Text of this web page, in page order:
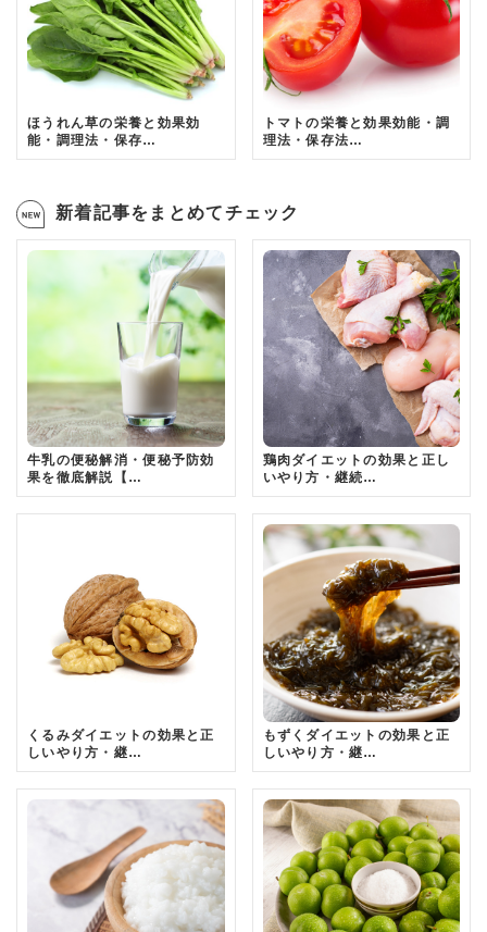
ほうれん草の栄養と効果効
能・調理法・保存…
トマトの栄養と効果効能・調
理法・保存法…
新着記事をまとめてチェック
牛乳の便秘解消・便秘予防効
果を徹底解説【…
鶏肉ダイエットの効果と正し
いやり方・継続…
くるみダイエットの効果と正
しいやり方・継…
もずくダイエットの効果と正
しいやり方・継…